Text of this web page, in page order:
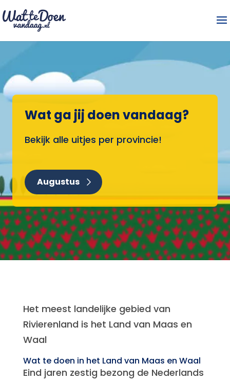
Wat ga jij doen vandaag?
Bekijk alle uitjes per provincie!
Augustus
Het meest landelijke gebied van
Rivierenland is het Land van Maas en
Waal
Wat te doen in het Land van Maas en Waal
Eind jaren zestig bezong de Nederlands